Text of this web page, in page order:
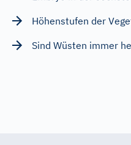
Höhenstufen der
Sind Wüsten immer